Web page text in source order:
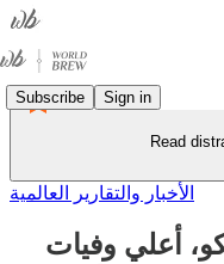
Subscribe Sign in
Read
الأخبار والتقارير العالمية
أعلي وفيات